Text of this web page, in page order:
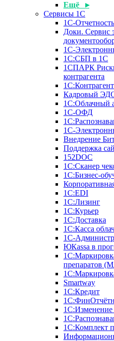
Ещё ▸
Сервисы 1С
1С-
Доки. Сервис
1С-
1С:СБП в 1С
1СПАРК
контрагента
1С:Контрагент
Кадровый
1С:Облачный
1С-ОФД
1С-
Внедрение
Поддержка
152DOC
1С:Сканер
1С:Бизнес-
1С:ЕDI
1С:Лизинг
1С:Курьер
1С:Доставка
1С:Касса
1С-
ЮКаssа в
препаратов
Smartway
1С:Кредит
1С:Комплект